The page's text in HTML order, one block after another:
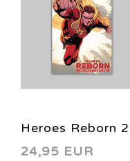
Heroes Reborn 2
G 2021
24,95 EUR